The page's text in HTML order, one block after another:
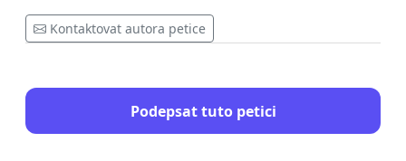
Kontaktovat autora petice
Podepsat tuto petici